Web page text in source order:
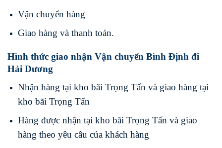
Vận chuyển hàng
Giao hàng và thanh toán.
Hình thức giao nhận Vận chuyển Bình Định đi
Hải Dương
Nhận hàng tại kho bãi Trọng Tấn và giao hàng tại
kho bãi Trọng Tấn
Hàng được nhận tại kho bãi Trọng Tấn và giao
hàng theo yêu cầu của khách hàng